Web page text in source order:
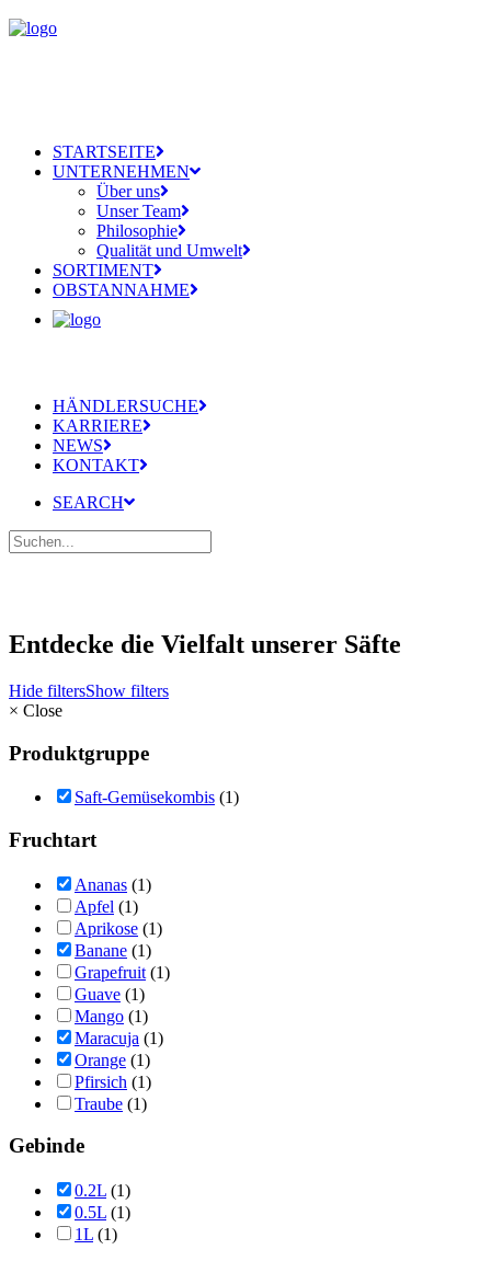
STARTSEITE
UNTERNEHMEN
Über uns
Unser Team
Philosophie
Qualität und Umwelt
SORTIMENT
OBSTANNAHME
HÄNDLERSUCHE
KARRIERE
NEWS
KONTAKT
SEARCH
Entdecke die Vielfalt unserer Säfte
Hide filtersShow filters
× Close
Produktgruppe
Saft-Gemüsekombis (1)
Fruchtart
Ananas (1)
Apfel (1)
Aprikose (1)
Banane (1)
Grapefruit (1)
Guave (1)
Mango (1)
Maracuja (1)
Orange (1)
Pfirsich (1)
Traube (1)
Gebinde
0.2L (1)
0.5L (1)
1L (1)